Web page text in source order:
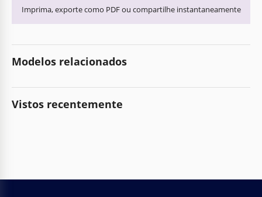
Imprima, exporte como PDF ou compartilhe instantaneamente
Modelos relacionados
Vistos recentemente